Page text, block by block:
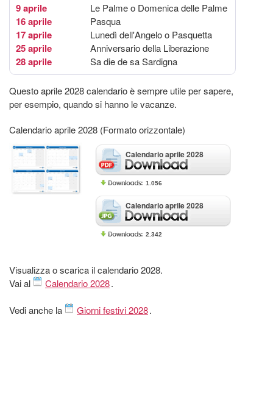
9 aprile Le Palme o Domenica delle Palme
16 aprile Pasqua
17 aprile Lunedì dell'Angelo o Pasquetta
25 aprile Anniversario della Liberazione
28 aprile Sa die de sa Sardigna
Questo aprile 2028 calendario è sempre utile per sapere,
per esempio, quando si hanno le vacanze.
Calendario aprile 2028 (Formato orizzontale)
Calendario aprile 2028
1.056
Calendario aprile 2028
2.342
Visualizza o scarica il calendario 2028.
Vai al
Calendario 2028.
Vedi anche la Giorni festivi 2028.